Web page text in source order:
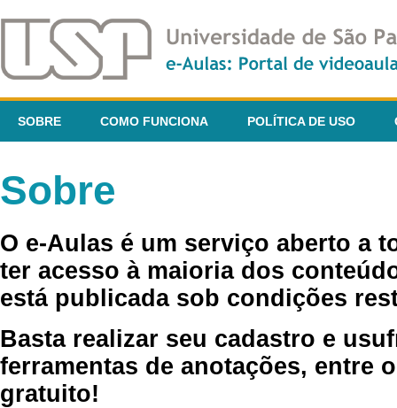
SOBRE COMO FUNCIONA POLÍTICA DE USO
Sobre
O e-Aulas é um serviço aberto a
ter acesso à maioria dos
está publicada sob condições
Basta realizar seu cadastro e
ferramentas de anotações, entre
gratuito!